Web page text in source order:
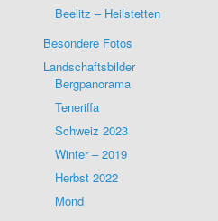
Beelitz – Heilstetten
Besondere Fotos
Landschaftsbilder
Bergpanorama
Teneriffa
Schweiz 2023
Winter – 2019
Herbst 2022
Mond